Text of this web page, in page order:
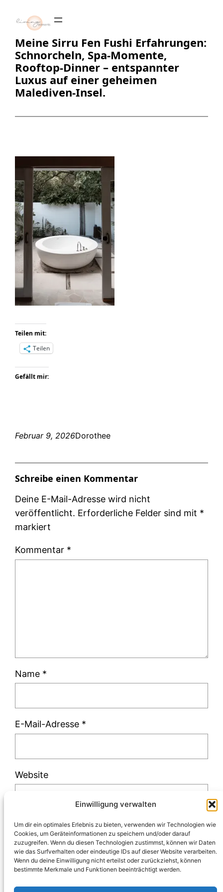
Einwilligung verwalten
Um dir ein optimales Erlebnis zu bieten, verwenden wir Technologien wie
Cookies, um Geräteinformationen zu speichern und/oder darauf
zuzugreifen. Wenn du diesen Technologien zustimmst, können wir Daten
wie das Surfverhalten oder eindeutige IDs auf dieser Website verarbeiten.
Wenn du deine Einwilligung nicht erteilst oder zurückziehst, können
bestimmte Merkmale und Funktionen beeinträchtigt werden.
Inhalt
springen
Meine Sirru Fen Fushi Erfahrungen:
Schnorcheln, Spa-Momente,
Rooftop-Dinner – entspannter
Luxus auf einer geheimen
Malediven-Insel.
Teilen mit:
Teilen
Gefällt mir:
Februar 9, 2026Dorothee
Schreibe einen Kommentar
Deine E-Mail-Adresse wird nicht
veröffentlicht. Erforderliche Felder sind mit *
markiert
Kommentar *
Name *
E-Mail-Adresse *
Website
Diese Website verwendet Akismet, um Spam
zu reduzieren.Erfahre, wie deine
Kommentardaten verarbeitet werden.